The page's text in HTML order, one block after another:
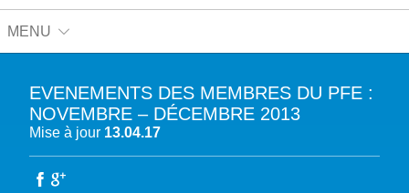
MENU
A PROPOS DU PFE
NOTRE MISSION
L’EAU DANS LES OBJECTIFS DU DÉVELOPPEMENT DURABLE (ODD)
NOS PRODUCTIONS
EVENEMENTS DES MEMBRES DU PFE :
NOVEMBRE – DÉCEMBRE 2013
Mise à jour 13.04.17